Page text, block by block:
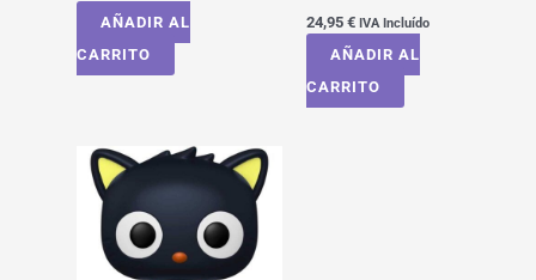
AÑADIR AL
CARRITO
24,95 € IVA Incluído
AÑADIR AL
CARRITO